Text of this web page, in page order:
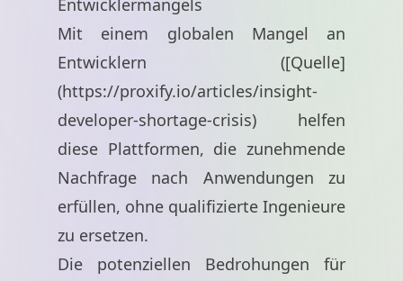
Entwicklermangels
Mit einem globalen Mangel an
Entwicklern ([Quelle]
(https://proxify.io/articles/insight-
developer-shortage-crisis) helfen
diese Plattformen, die zunehmende
Nachfrage nach Anwendungen zu
erfüllen, ohne qualifizierte Ingenieure
zu ersetzen.
Die potenziellen Bedrohungen für